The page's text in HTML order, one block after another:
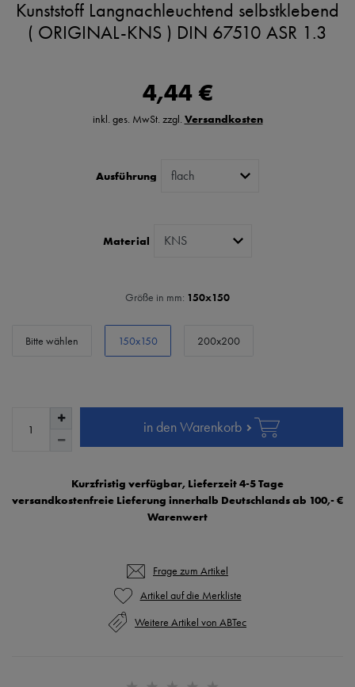
Kunststoff Langnachleuchtend selbstklebend
( ORIGINAL-KNS ) DIN 67510 ASR 1.3
4,44 €
inkl. ges. MwSt. zzgl. Versandkosten
Ausführung
Material
Größe in mm: 150x150
Bitte wählen 150x150 200x200
in den Warenkorb
Kurzfristig verfügbar, Lieferzeit 4-5 Tage
versandkostenfreie Lieferung innerhalb Deutschlands ab 100,- €
Warenwert
Frage zum Artikel
Weitere Artikel von ABTec